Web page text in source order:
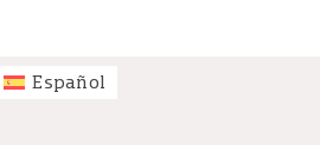
Español